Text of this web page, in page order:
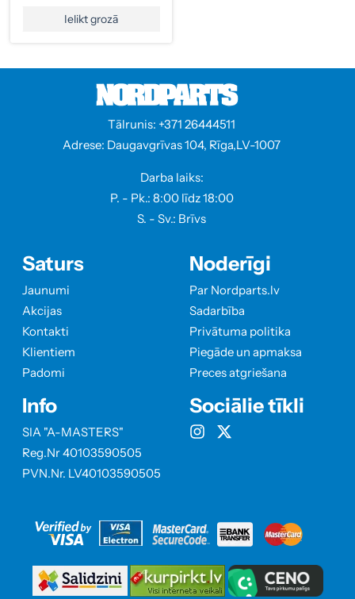
Ielikt grozā
Tālrunis: +371 26444511
Adrese: Daugavgrīvas 104, Rīga,LV-1007
Darba laiks:
P. - Pk.: 8:00 līdz 18:00
S. - Sv.: Brīvs
Saturs
Jaunumi
Akcijas
Kontakti
Klientiem
Padomi
Info
SIA "A-MASTERS"
Reg.Nr 40103590505
PVN.Nr. LV40103590505
Noderīgi
Par Nordparts.lv
Sadarbība
Privātuma politika
Piegāde un apmaksa
Preces atgriešana
Sociālie tīkli